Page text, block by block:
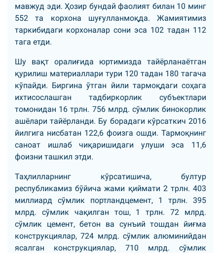
мавжуд эди. Ҳозир бундай фаолият билан 10 минг
552 та корхона шуғулланмоқда. Жамиятимиз
таркибидаги корхоналар сони эса 102 тадан 112
тага етди.
Шу вақт оралиғида юртимизда тайёрланаётган
қурилиш материаллари тури 120 тадан 180 тагача
кўпайди. Биргина ўтган йили тармоқдаги соҳага
ихтисослашган тадбиркорлик субъектлари
томонидан 16 трлн. 756 млрд. сўмлик бинокорлик
ашёлари тайёрланди. Бу борадаги кўрсаткич 2016
йилгига нисбатан 122,6 фоизга ошди. Тармоқнинг
саноат ишлаб чиқаришидаги улуши эса 11,6
фоизни ташкил этди.
Таҳлилларнинг кўрсатишича, бултур
республикамиз бўйича жами қиймати 2 трлн. 403
миллиард сўмлик портландцемент, 1 трлн. 395
млрд. сўмлик чақилган тош, 1 трлн. 72 млрд.
сўмлик цемент, бетон ва сунъий тошдан йиғма
конструкциялар, 724 млрд. сўмлик алюминийдан
ясалган конструкциялар, 710 млрд. сўмлик